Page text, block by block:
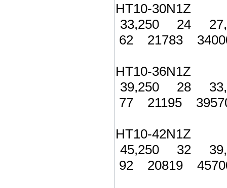
HT10-
33,250 24
62 21783
HT10-
39,250 28
77 21195
HT10-
45,250 32
92 20819